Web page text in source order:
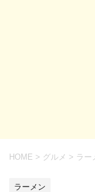
HOME > グルメ > ラー
ラーメン